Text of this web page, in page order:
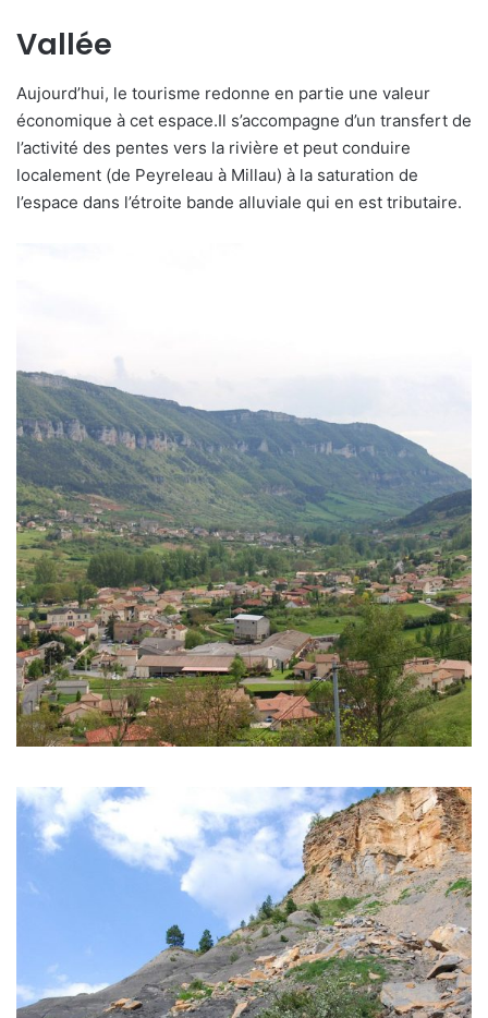
Vallée
Aujourd’hui, le tourisme redonne en partie une valeur
économique à cet espace.Il s’accompagne d’un transfert de
l’activité des pentes vers la rivière et peut conduire
localement (de Peyreleau à Millau) à la saturation de
l’espace dans l’étroite bande alluviale qui en est tributaire.